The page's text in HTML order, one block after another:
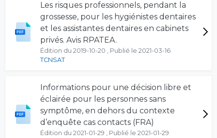
Les risques professionnels, pendant la
grossesse, pour les hygiénistes dentaires
et les assistantes dentaires en cabinets
privés. Avis RPATEA.
Édition du 2019-10-20 , Publié le 2021-03-16
TCNSAT
Informations pour une décision libre et
éclairée pour les personnes sans
symptôme, en dehors du contexte
d’enquête cas contacts (FRA)
Édition du 2021-01-29 , Publié le 2021-01-29